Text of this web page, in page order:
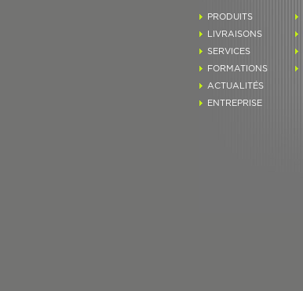
PRODUITS
LIVRAISONS
SERVICES
FORMATIONS
ACTUALITÉS
ENTREPRISE